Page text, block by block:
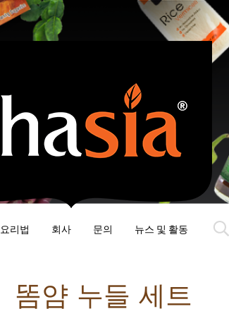
요리법 회사 문의 뉴스 및 활동
똠얌 누들 세트